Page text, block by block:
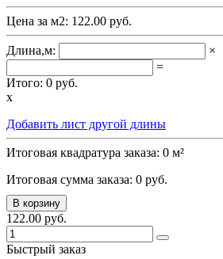
Цена за м2: 122.00 руб.
Длина,м: ×
=
Итого: 0 руб.
x
Добавить лист другой длины
Итоговая квадратура заказа: 0 м²
Итоговая сумма заказа: 0 руб.
В корзину
122.00 руб.
Быстрый заказ